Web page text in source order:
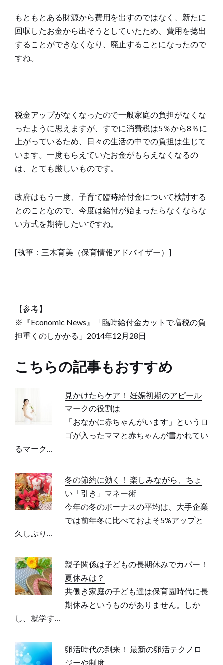
もともとある財源から費用を出すのではなく、新たに
回収したお金から出そうとしていたため、費用を捻出
することができなくなり、廃止することになったので
すね。
税金アップがなくなったので一般家庭の負担がなくな
ったように思えますが、すでに消費税は5％から8％に
上がっているため、日々の生活の中での負担は生じて
います。一度もらえていたお金がもらえなくなるの
は、とても厳しいものです。
政府はもう一度、子育て臨時給付金について検討する
とのことなので、今度は給付が始まったらなくならな
い方式を期待したいですね。
[執筆：三木育美（保育情報アドバイザー）]
【参考】
※『Economic News』「臨時給付金カットで増税の負
担重くのしかかる」2014年12月28日
こちらの記事もおすすめ
見かけたらケア！ 妊娠初期のアピール
マークの役割は
「おなかに赤ちゃんがいます」というロ
ゴが入ったママと赤ちゃんが書かれてい
るマーク…
冬の節約に効く！ 楽しみながら、ちょ
い「引き」マネー術
今年の冬のボーナスの平均は、大手企業
では前年冬に比べておよそ5%アップと
久しぶり…
親子関係は子どもの長期休みでカバー！
夏休みは？
共働き家庭の子ども達は保育園時代に長
期休みというものがありません。しか
し、就学す…
卵活時代の到来！ 最新の卵活テクノロ
ジーや制度